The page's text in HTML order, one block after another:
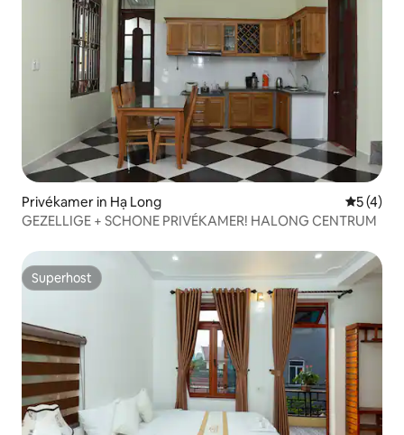
Privékamer in Hạ Long
5 (4)
GEZELLIGE + SCHONE PRIVÉKAMER! HALONG CENTRUM
Superhost
Superhost